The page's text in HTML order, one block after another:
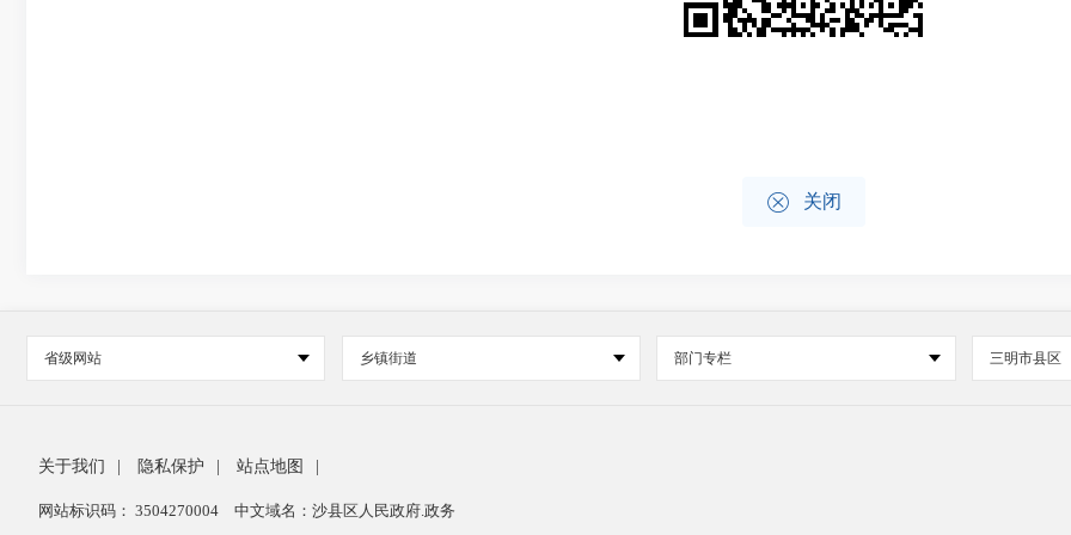
 关闭
省级网站 乡镇街道 部门专栏 三明市县区
关于我们 隐私保护 站点地图
网站标识码： 3504270004 中文域名：沙县区人民政府.政务